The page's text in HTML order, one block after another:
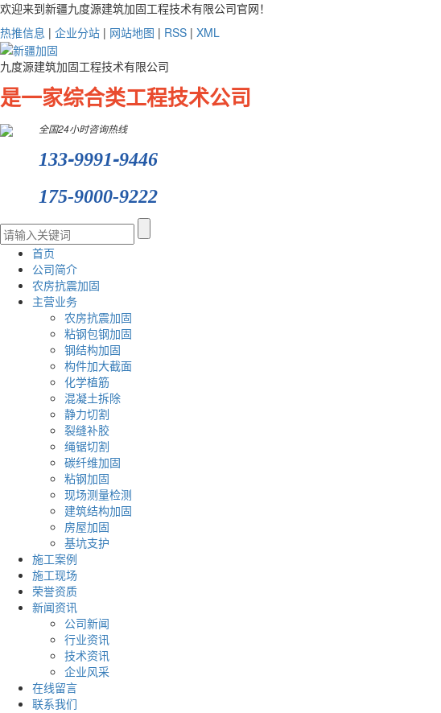
欢迎来到新疆九度源建筑加固工程技术有限公司官网！
热推信息 | 企业分站 | 网站地图 | RSS | XML
九度源建筑加固工程技术有限公司
是一家综合类工程技术公司
全国24小时咨询热线
133-9991-9446
175-9000-9222
首页
公司简介
农房抗震加固
主营业务
农房抗震加固
粘钢包钢加固
钢结构加固
构件加大截面
化学植筋
混凝土拆除
静力切割
裂缝补胶
绳锯切割
碳纤维加固
粘钢加固
现场测量检测
建筑结构加固
房屋加固
基坑支护
施工案例
施工现场
荣誉资质
新闻资讯
公司新闻
行业资讯
技术资讯
企业风采
在线留言
联系我们